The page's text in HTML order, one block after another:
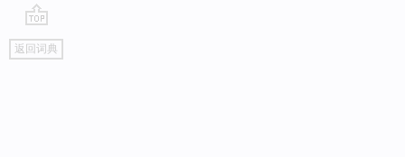
go
top
返回词典